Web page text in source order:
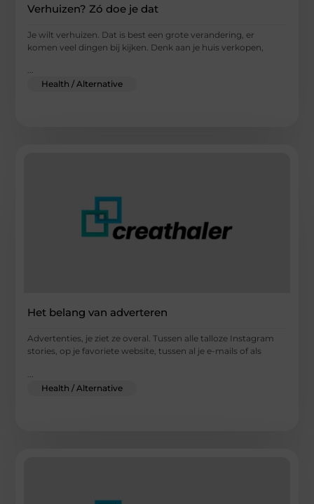
Verhuizen? Zó doe je dat
Je wilt verhuizen. Dat is best een grote verandering, er
komen veel dingen bij kijken. Denk aan je huis verkopen,
...
Health / Alternative
Het belang van adverteren
Advertenties, je ziet ze overal. Tussen alle talloze Instagram
stories, op je favoriete website, tussen al je e-mails of als
Health / Alternative